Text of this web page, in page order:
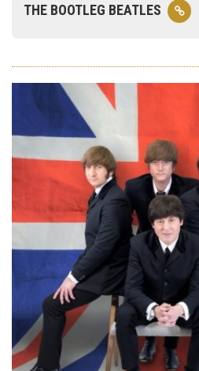
THE BOOTLEG BEATLES